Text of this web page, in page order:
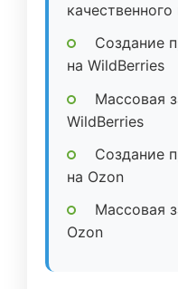
качественного
Создание
на WildBerries
Массовая
WildBerries
Создание
на Ozon
Массовая
Ozon